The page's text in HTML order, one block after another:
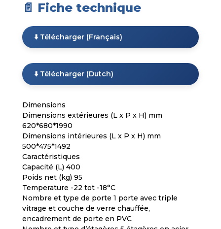
📄 Fiche technique
⬇️ Télécharger (Français)
⬇️ Télécharger (Dutch)
Dimensions
Dimensions extérieures (L x P x H) mm
620*680*1990
Dimensions intérieures (L x P x H) mm
500*475*1492
Caractéristiques
Capacité (L) 400
Poids net (kg) 95
Temperature -22 tot -18°C
Nombre et type de porte 1 porte avec triple
vitrage et couche de verre chauffée,
encadrement de porte en PVC